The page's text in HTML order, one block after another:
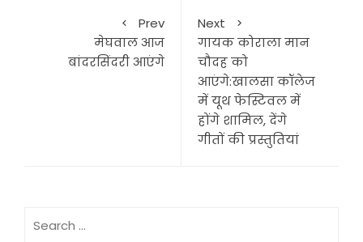
Prev
मेघवाल आज
बांदरसिंदरी आएंगे
Next
गायक कोराला मान
चौदह को
आएंगे:खालसा कॉलेज
में यूथ फेस्टिवल में
होंगे शामिल, देंगे
गीतों की प्रस्तुतियां
for: